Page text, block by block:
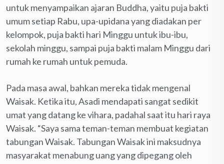
untuk menyampaikan ajaran Buddha, yaitu puja bakti
umum setiap Rabu, upa-upidana yang diadakan per
kelompok, puja bakti hari Minggu untuk ibu-ibu,
sekolah minggu, sampai puja bakti malam Minggu dari
rumah ke rumah untuk pemuda.
Pada masa awal, bahkan mereka tidak mengenal
Waisak. Ketika itu, Asadi mendapati sangat sedikit
umat yang datang ke vihara, padahal saat itu hari raya
Waisak. “Saya sama teman-teman membuat kegiatan
tabungan Waisak. Tabungan Waisak ini maksudnya
masyarakat menabung uang yang dipegang oleh